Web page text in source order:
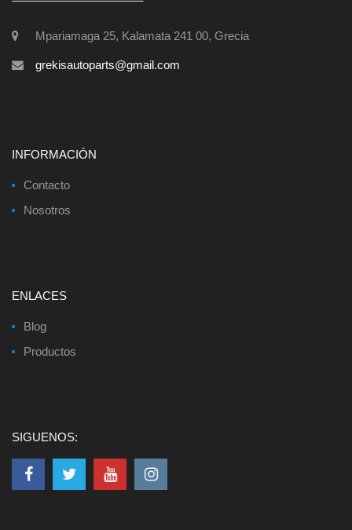
Mpariamaga 25, Kalamata 241 00, Grecia
grekisautoparts@gmail.com
INFORMACIÓN
Contacto
Nosotros
ENLACES
Blog
Productos
SIGUENOS: